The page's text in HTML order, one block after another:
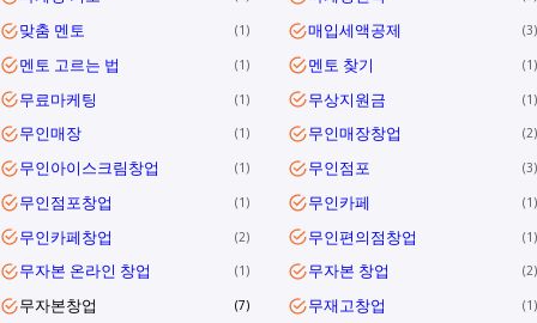
맞춤 멘토 1 매입세액공제 3
멘토 고르는 법 1 멘토 찾기 1
무료마케팅 1 무상지원금 1
무인매장 1 무인매장창업 2
무인아이스크림창업 1 무인점포 3
무인점포창업 1 무인카페 1
무인카페창업 2 무인편의점창업 1
무자본 온라인 창업 1 무자본 창업 2
무자본창업 7 무재고창업 1